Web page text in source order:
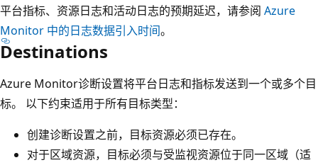
平台指标、资源日志和活动日志的预期延迟，请参阅 Azure
Monitor 中的日志数据引入时间。
Destinations
Azure Monitor诊断设置将平台日志和指标发送到一个或多个目
标。 以下约束适用于所有目标类型：
创建诊断设置之前，目标资源必须已存在。
对于区域资源，目标必须与受监视资源位于同一区域（适